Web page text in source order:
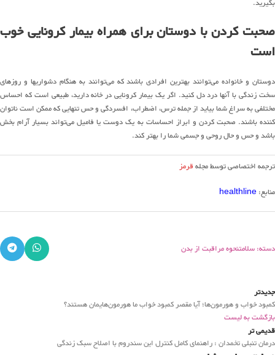
بگیرید.
صحبت کردن با دوستان برای همراه بیمار کرونایی خوب
است
دوستان و خانواده می‌توانند بهترین افرادی باشند که می‌توانند به هنگام دشواریها و روزهای
سخت زندگی با آنها درد دل کنید. اگر یک بیمار کرونایی در خانه دارید، طبیعی است که احساس
مختلفی به سراغ شما بیاید از جمله ترس، اضطراب، افسردگی و حس تنهایی که ممکن است ناتوان
کننده باشند. صحبت کردن و ابراز احساسات به یک دوست یا فامیل می‌تواند بسیار آرام بخش
باشد و حس و حال روحی و جسمی شما را بهتر کند.
ترجمه اختصاصی توسط مجلهقرمز
منابع:healthline
دسته: سلامتنحوه مراقبت از بدن
جدیدتر
کمبود خواب و هورمون‌ها؛ آیا مقصر کمبود خواب ما هورمون‌هایمان هستند؟
بازگشت به لیست
قدیمی تر
درمان تنبلی تخمدان : راهنمای کامل کنترل این سندروم با اصلاح سبک زندگی